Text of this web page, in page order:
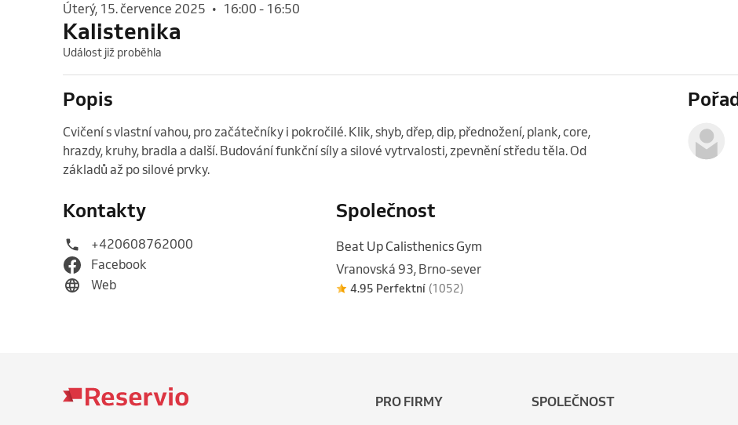
úterý, 15. července 2025 • 16:00 - 16:50
Kalistenika
Událost již proběhla
Popis
Cvičení s vlastní vahou, pro začátečníky i pokročilé. Klik, shyb, dřep, dip, přednožení, plank, core,
hrazdy, kruhy, bradla a další. Budování funkční síly a silové vytrvalosti, zpevnění středu těla. Od
základů až po silové prvky.
Kontakty
+420608762000
Facebook
Web
Společnost
Beat Up Calisthenics Gym
Vranovská 93, Brno-sever
4.95 Perfektní (1052)
PRO FIRMY SPOLEČNOST